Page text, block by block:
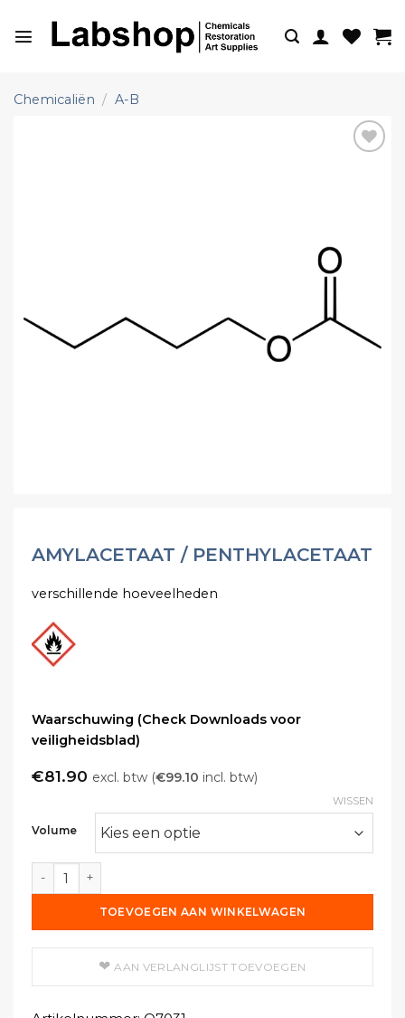
naar
Chemicaliën / A-B
AMYLACETAAT / PENTHYLACETAAT
verschillende hoeveelheden
Waarschuwing (Check Downloads voor
veiligheidsblad)
€81.90 excl. btw (€99.10 incl. btw)
Volume
WISSEN
Amylacetaat / Penthylacetaat aantal
TOEVOEGEN AAN WINKELWAGEN
AAN VERLANGLIJST TOEVOEGEN